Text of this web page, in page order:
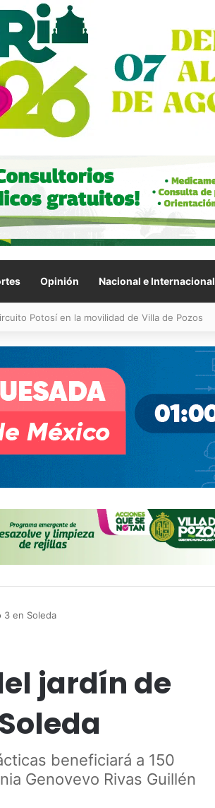
Opinión Nacional e Internacional
y de pastizales
3 en Soleda
jardín de
beneficiará a 150
Genovevo Rivas Guillén